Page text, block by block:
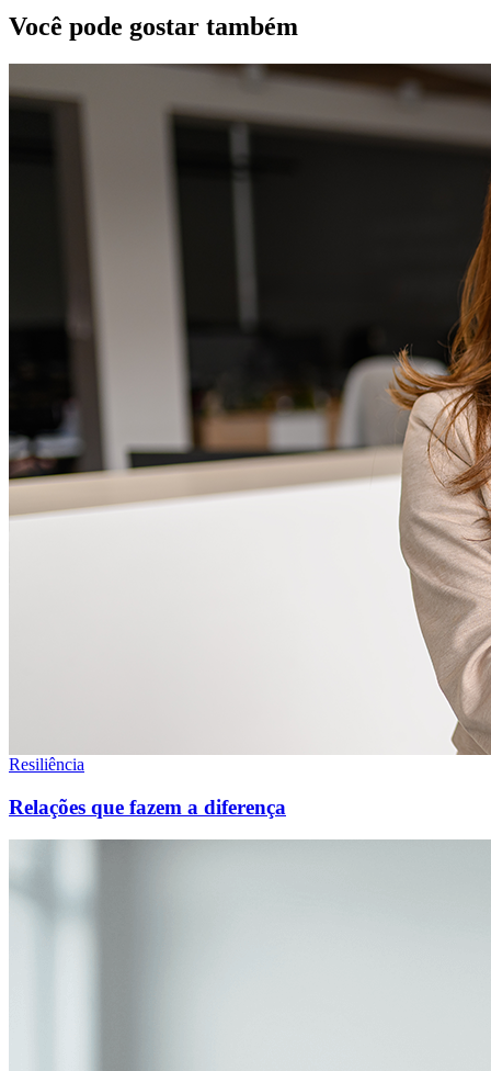
Você pode gostar também
Resiliência
Relações que fazem a diferença